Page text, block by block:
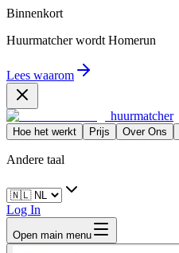
Binnenkort
Huurmatcher wordt Homerun
Lees waarom
huurmatcher
Hoe het werkt Prijs Over Ons
Andere taal
Log In
Open main menu